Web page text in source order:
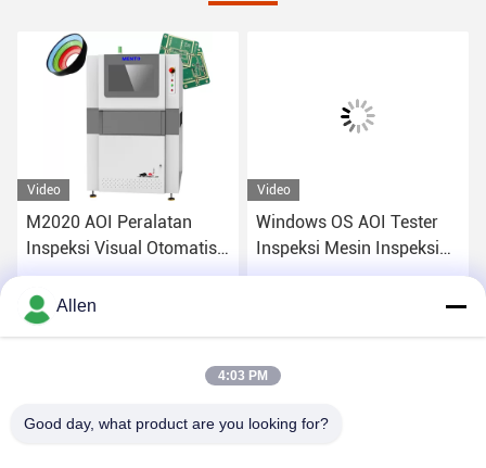
Video
M2020 AOI Peralatan
Inspeksi Visual Otomatis
Dalam SMT
Dapatkan Harga Terbaik
Video
Windows OS AOI Tester
Inspeksi Mesin Inspeksi
PCB 2D 3D
Allen
4:03 PM
Good day, what product are you looking for?